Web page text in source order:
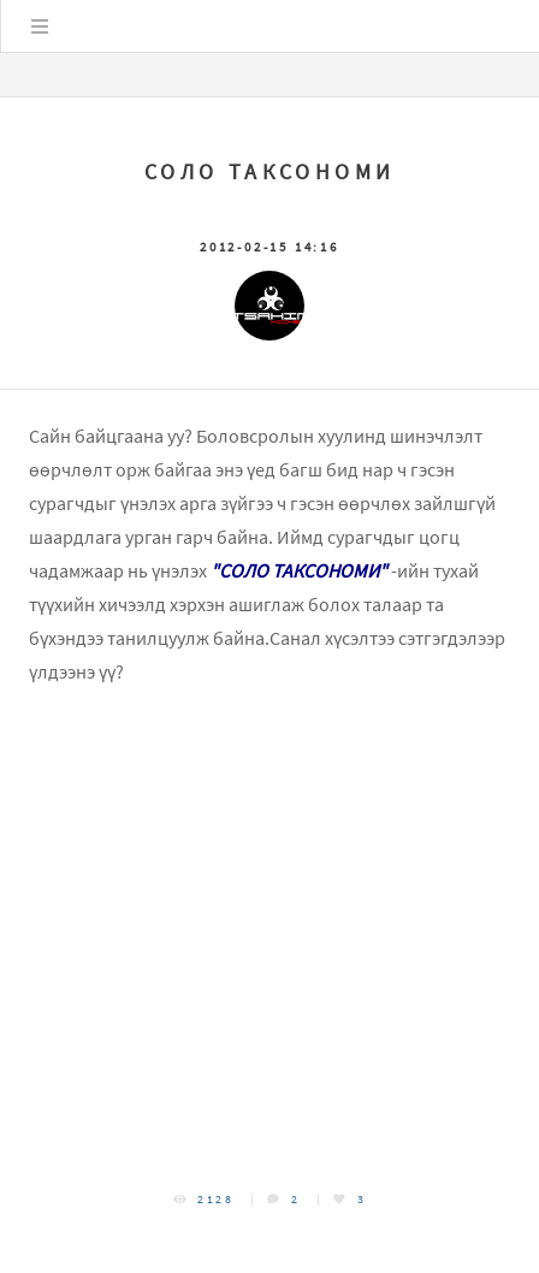
СОЛО ТАКСОНОМИ
2012-02-15 14:16
Сайн байцгаана уу? Боловсролын хуулинд шинэчлэлт
өөрчлөлт орж байгаа энэ үед багш бид нар ч гэсэн
сурагчдыг үнэлэх арга зүйгээ ч гэсэн өөрчлөх зайлшгүй
шаардлага урган гарч байна. Иймд сурагчдыг цогц
чадамжаар нь үнэлэх "СОЛО ТАКСОНОМИ"-ийн тухай
түүхийн хичээлд хэрхэн ашиглаж болох талаар та
бүхэндээ танилцуулж байна.Санал хүсэлтээ сэтгэгдэлээр
үлдээнэ үү?
2128 2 3